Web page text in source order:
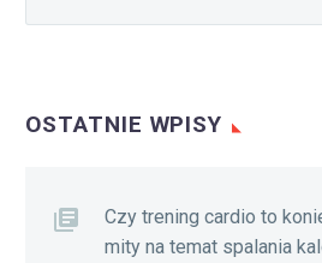
OSTATNIE WPISY
Czy trening cardio to
mity na temat spalania